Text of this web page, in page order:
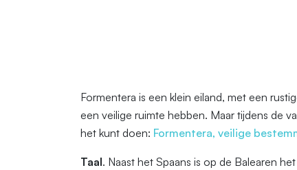
Formentera is een klein eiland, met een
een veilige ruimte hebben. Maar tijdens de
het kunt doen: Formentera, veilige
Taal. Naast het Spaans is op de Balearen